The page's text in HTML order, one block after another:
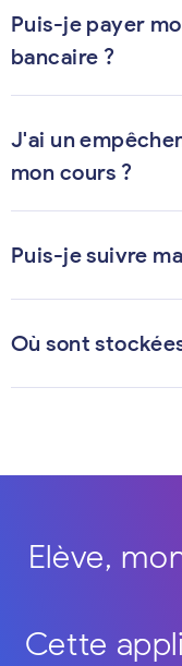
Puis-je payer
bancaire ?
J'ai un
mon cours ?
Puis-je suivre
Où sont
Elève,
Cette